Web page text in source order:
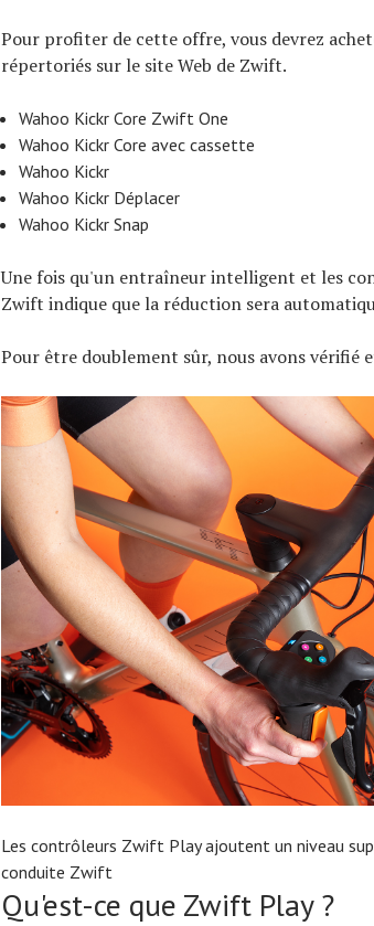
Pour profiter de cette offre, vous devrez
répertoriés sur le site Web de Zwift.
Wahoo Kickr Core Zwift One
Wahoo Kickr Core avec cassette
Wahoo Kickr
Wahoo Kickr Déplacer
Wahoo Kickr Snap
Une fois qu'un entraîneur intelligent et les
Zwift indique que la réduction sera
Pour être doublement sûr, nous avons vérifié
Les contrôleurs Zwift Play ajoutent un niveau
conduite Zwift
Qu'est-ce que Zwift Play ?